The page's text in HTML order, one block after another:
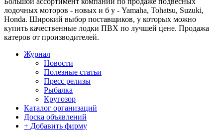
лодочных моторов - новых и б у - Yamaha, Tohatsu, Suzuki,
Honda. Широкий выбор поставщиков, у которых можно
купить качественные лодки ПВХ по лучшей цене. Продажа
катеров от производителей.
Журнал
Новости
Полезные статьи
Пресс релизы
Рыбалка
Кругозор
Каталог организаций
Доска объявлений
+ Добавить фирму